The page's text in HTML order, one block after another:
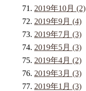
2019年10月 (2)
2019年9月 (4)
2019年7月 (3)
2019年5月 (3)
2019年4月 (2)
2019年3月 (3)
2019年1月 (3)